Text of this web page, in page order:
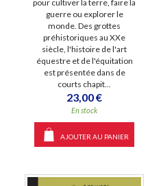
pour cultiver la terre, faire la
guerre ou explorer le
monde. Des grottes
préhistoriques au XXe
siècle, l'histoire de l'art
équestre et de l'équitation
est présentée dans de
courts chapit...
23,00 €
En stock
AJOUTER AU PANIER